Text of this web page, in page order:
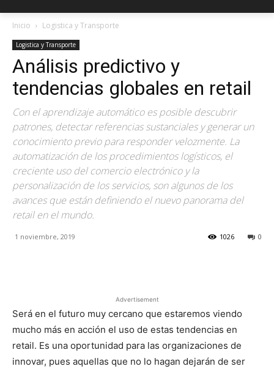
Inicio Logistica y Transporte
Logistica y Transporte
Análisis predictivo y
tendencias globales en retail
Con el aprendizaje automático es posible descubrir
patrones, detectar referencias sustanciales y generar un
conocimiento previo para responder velozmente. La
automatización de los procedimientos logísticos, el
creciente uso del comercio electrónico y la
personalización de los servicios, son algunos de los
avances que están definiendo el nuevo panorama del
retail en el mundo.
1 noviembre, 2019 0
1026
Advertisement
Será en el futuro muy cercano que estaremos viendo
mucho más en acción el uso de estas tendencias en
retail. Es una oportunidad para las organizaciones de
innovar, pues aquellas que no lo hagan dejarán de ser